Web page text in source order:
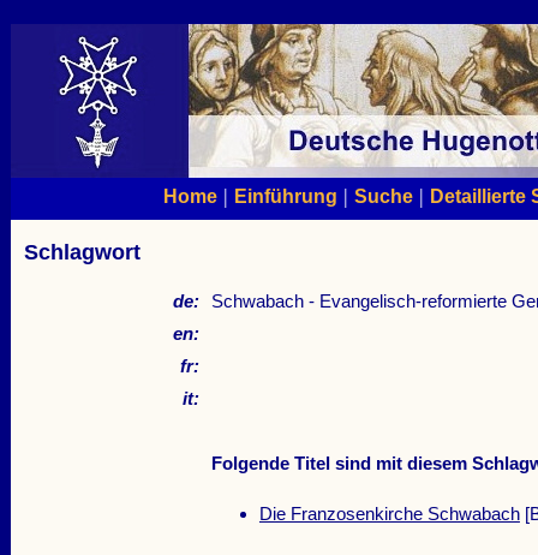
Home| Einführung | Suche| Detaillierte
Schlagwort
de:
Schwabach - Evangelisch-reformierte
en:
fr:
it:
Folgende Titel sind mit diesem
Die Franzosenkirche Schwabach